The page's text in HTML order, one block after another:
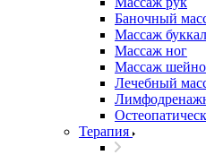
Баночный
Массаж
Массаж ног
Массаж
Лечебный
Терапия